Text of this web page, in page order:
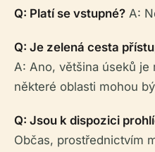
Q: Platí se vstupné? A:
Q: Je zelená cesta
A: Ano, většina úseků je
některé oblasti mohou
Q: Jsou k dispozici
Občas, prostřednictvím